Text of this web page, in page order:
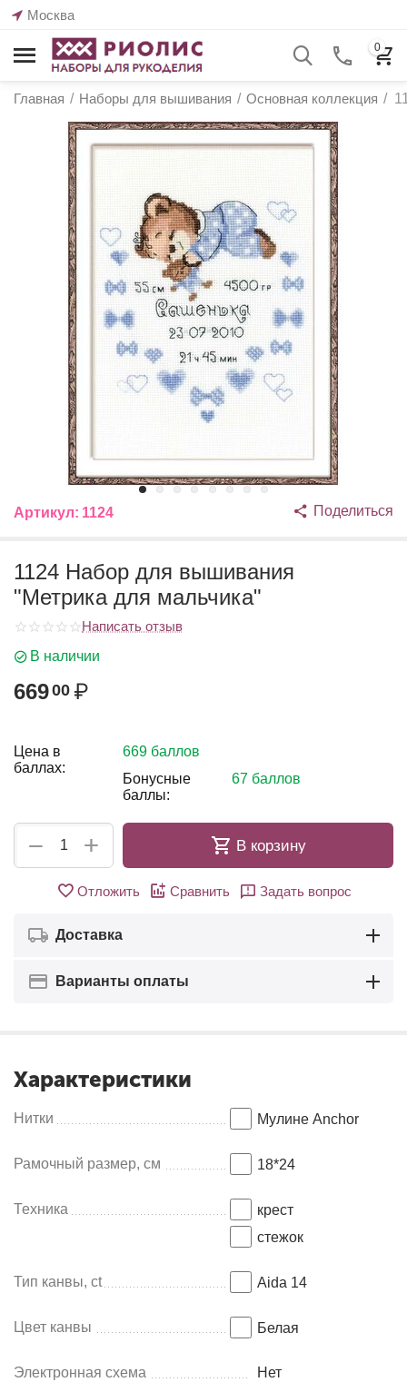
Москва
0
Главная / Наборы для вышивания / Основная коллекция /
Артикул: 1124 Поделиться
1124 Набор для вышивания
"Метрика для мальчика"
Написать отзыв
В наличии
66900 ₽
Цена в
баллах:
669 баллов
Бонусные
баллы:
67 баллов
+
− В корзину
Отложить Сравнить Задать вопрос
Доставка
Варианты оплаты
Характеристики
Нитки Мулине Anсhor
Рамочный размер, см 18*24
Техника
крест
стежок
Тип канвы, ct Aida 14
Цвет канвы Белая
Электронная схема Нет